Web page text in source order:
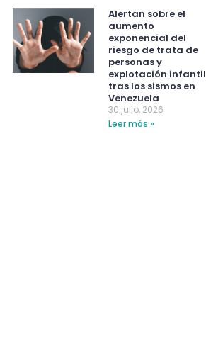
Alertan sobre el
aumento
exponencial del
riesgo de trata de
personas y
explotación infantil
tras los sismos en
Venezuela
30 julio, 2026
Leer más »